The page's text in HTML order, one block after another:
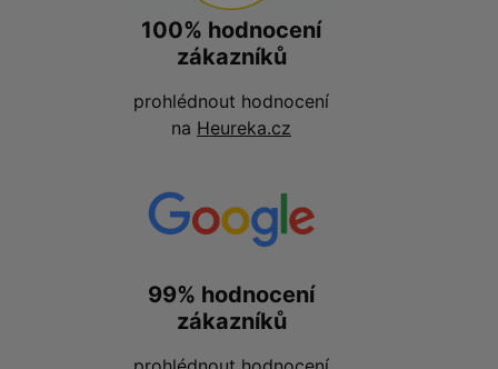
100% hodnocení
zákazníků
prohlédnout hodnocení
na Heureka.cz
99% hodnocení
zákazníků